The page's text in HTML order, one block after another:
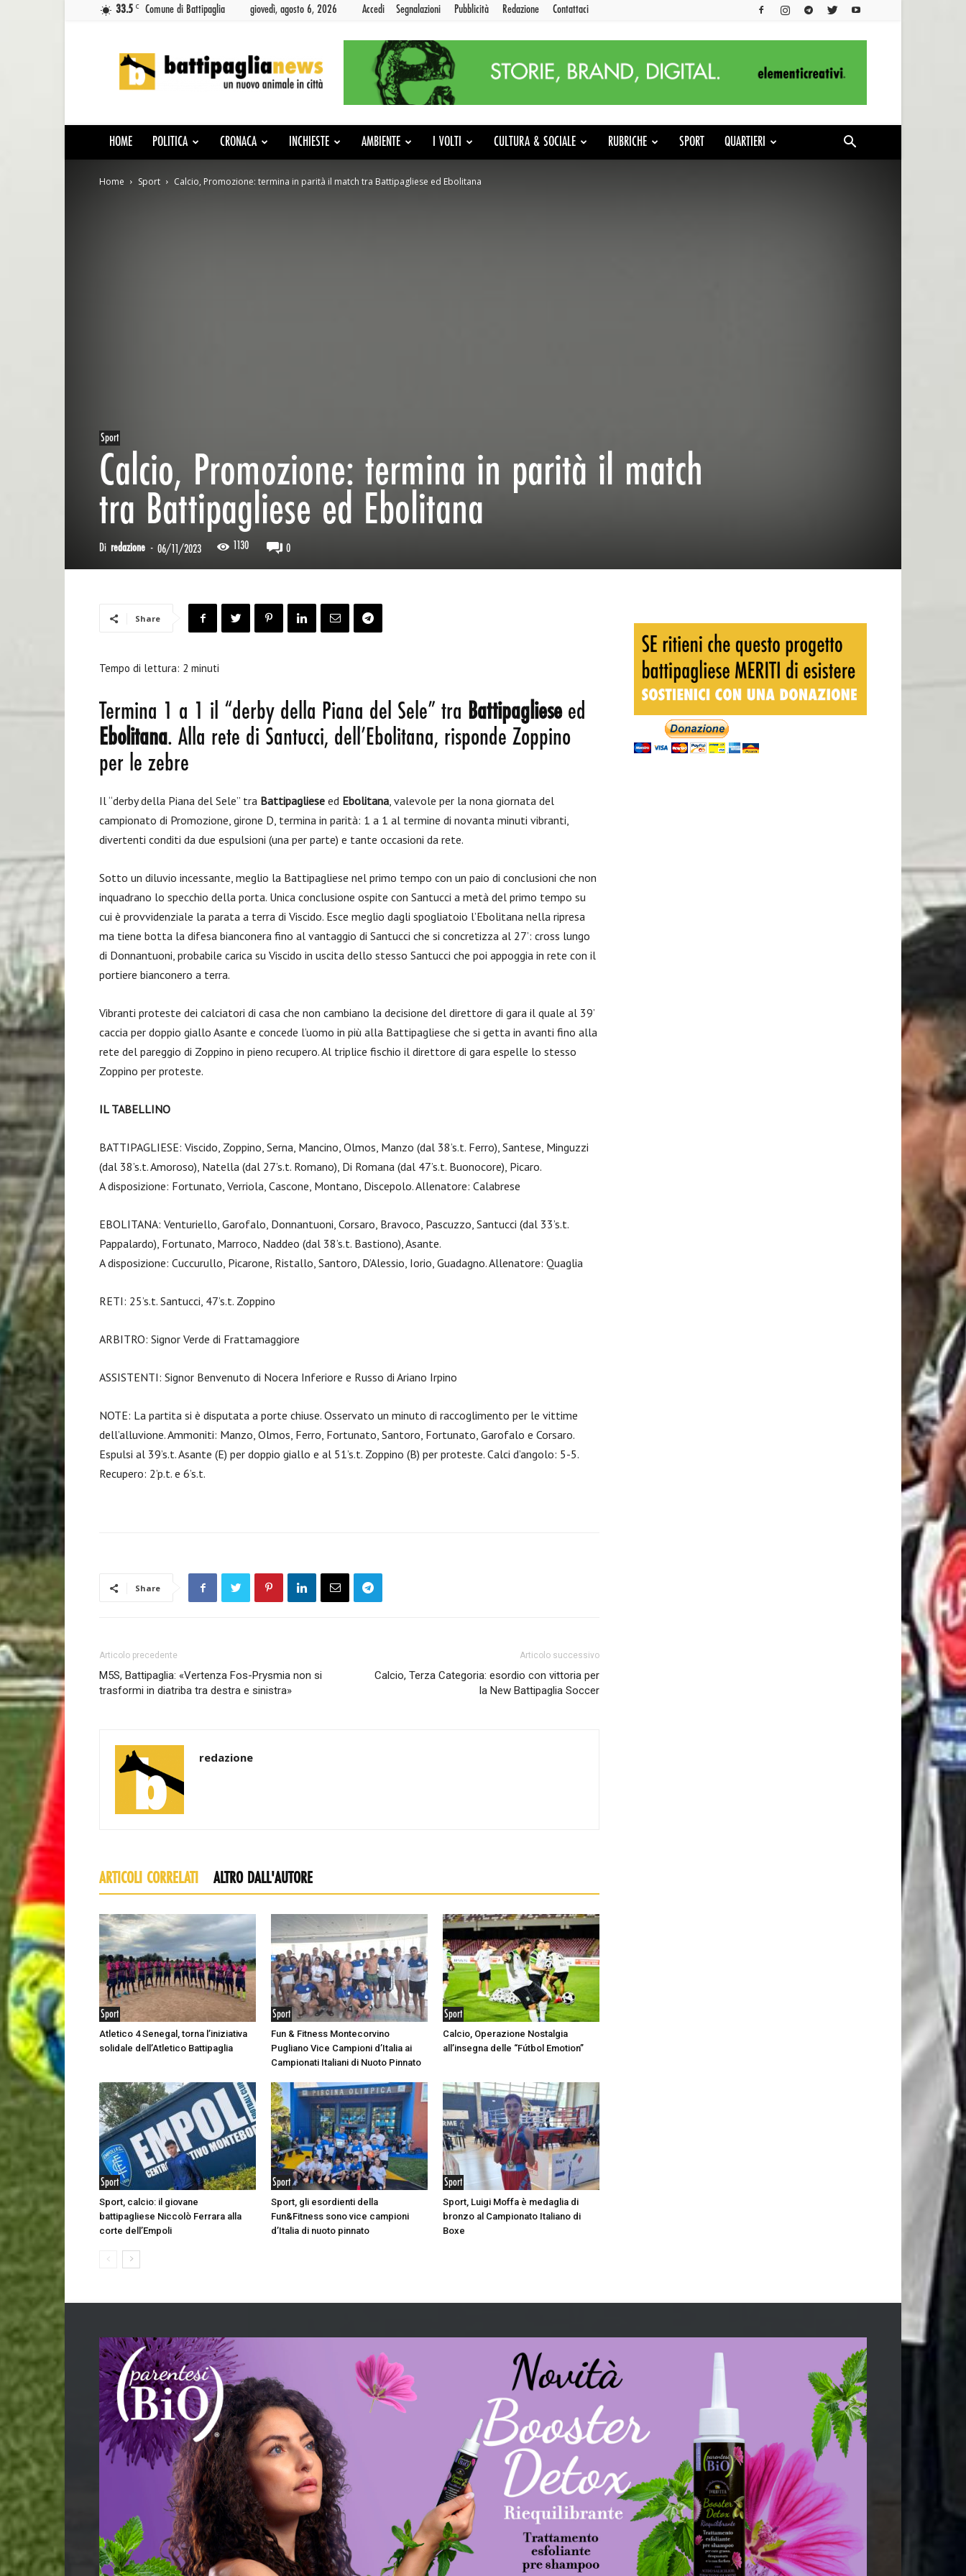
33.5 C Comune di Battipaglia giovedì, agosto 6, 2026 Accedi Segnalazioni Pubblicità Redazione Contattaci
News
HOME POLITICA CRONACA INCHIESTE AMBIENTE I VOLTI CULTURA & SOCIALE RUBRICHE SPORT QUARTIERI
Home Sport Calcio, Promozione: termina in parità il match tra Battipagliese ed Ebolitana
Sport
Calcio, Promozione: termina in parità il match
tra Battipagliese ed Ebolitana
Di redazione - 06/11/2023 1130 0
Share
Tempo di lettura: 2 minuti
Termina 1 a 1 il “derby della Piana del Sele” tra Battipaglieseed
Ebolitana. Alla rete di Santucci, dell’Ebolitana, risponde Zoppino
per le zebre
Il “derby della Piana del Sele” tra Battipagliese ed Ebolitana, valevole per la nona giornata del
campionato di Promozione, girone D, termina in parità: 1 a 1 al termine di novanta minuti vibranti,
divertenti conditi da due espulsioni (una per parte) e tante occasioni da rete.
Sotto un diluvio incessante, meglio la Battipagliese nel primo tempo con un paio di conclusioni che non
inquadrano lo specchio della porta. Unica conclusione ospite con Santucci a metà del primo tempo su
cui è provvidenziale la parata a terra di Viscido. Esce meglio dagli spogliatoio l’Ebolitana nella ripresa
ma tiene botta la difesa bianconera fino al vantaggio di Santucci che si concretizza al 27’: cross lungo
di Donnantuoni, probabile carica su Viscido in uscita dello stesso Santucci che poi appoggia in rete con il
portiere bianconero a terra.
Vibranti proteste dei calciatori di casa che non cambiano la decisione del direttore di gara il quale al 39’
caccia per doppio giallo Asante e concede l’uomo in più alla Battipagliese che si getta in avanti fino alla
rete del pareggio di Zoppino in pieno recupero. Al triplice fischio il direttore di gara espelle lo stesso
Zoppino per proteste.
IL TABELLINO
BATTIPAGLIESE: Viscido, Zoppino, Serna, Mancino, Olmos, Manzo (dal 38’s.t. Ferro), Santese, Minguzzi
(dal 38’s.t. Amoroso), Natella (dal 27’s.t. Romano), Di Romana (dal 47’s.t. Buonocore), Picaro.
A disposizione: Fortunato, Verriola, Cascone, Montano, Discepolo. Allenatore: Calabrese
EBOLITANA: Venturiello, Garofalo, Donnantuoni, Corsaro, Bravoco, Pascuzzo, Santucci (dal 33’s.t.
Pappalardo), Fortunato, Marroco, Naddeo (dal 38’s.t. Bastiono), Asante.
A disposizione: Cuccurullo, Picarone, Ristallo, Santoro, D’Alessio, Iorio, Guadagno. Allenatore: Quaglia
RETI: 25’s.t. Santucci, 47’s.t. Zoppino
ARBITRO: Signor Verde di Frattamaggiore
ASSISTENTI: Signor Benvenuto di Nocera Inferiore e Russo di Ariano Irpino
NOTE: La partita si è disputata a porte chiuse. Osservato un minuto di raccoglimento per le vittime
dell’alluvione. Ammoniti: Manzo, Olmos, Ferro, Fortunato, Santoro, Fortunato, Garofalo e Corsaro.
Espulsi al 39’s.t. Asante (E) per doppio giallo e al 51’s.t. Zoppino (B) per proteste. Calci d’angolo: 5-5.
Recupero: 2’p.t. e 6’s.t.
Share
Articolo precedente
M5S, Battipaglia: «Vertenza Fos-Prysmia non si
trasformi in diatriba tra destra e sinistra»
Articolo successivo
Calcio, Terza Categoria: esordio con vittoria per
la New Battipaglia Soccer
redazione
ARTICOLI CORRELATI ALTRO DALL'AUTORE
Sport
Atletico 4 Senegal, torna l’iniziativa
solidale dell’Atletico Battipaglia
Sport
Fun & Fitness Montecorvino
Pugliano Vice Campioni d’Italia ai
Campionati Italiani di Nuoto Pinnato
Sport
Calcio, Operazione Nostalgia
all’insegna delle “Fútbol Emotion”
Sport
Sport, calcio: il giovane
battipagliese Niccolò Ferrara alla
corte dell’Empoli
Sport
Sport, gli esordienti della
Fun&Fitness sono vice campioni
d’Italia di nuoto pinnato
Sport
Sport, Luigi Moffa è medaglia di
bronzo al Campionato Italiano di
Boxe